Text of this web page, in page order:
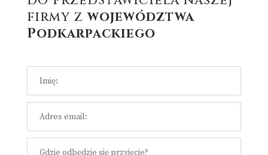
firmy zwojewództwa
Podkarpackiego